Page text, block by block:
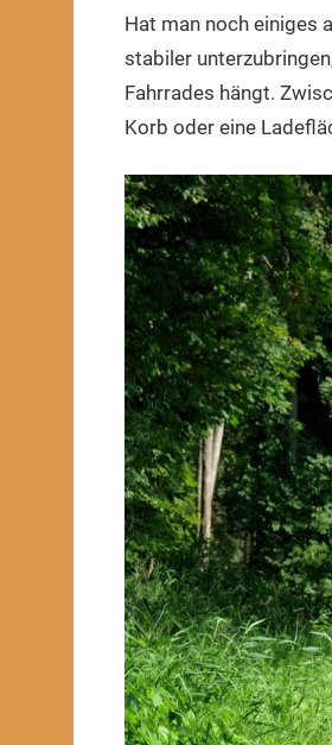
Hat man noch einiges
stabiler
Fahrrades hängt.
Korb oder eine